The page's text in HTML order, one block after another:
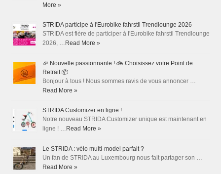
More »
STRIDA participe à l'Eurobike fahrstil Trendlounge 2026
STRIDA est fière de participer à l'Eurobike fahrstil Trendlounge
2026, … Read More »
🎉 Nouvelle passionnante ! 🚲 Choisissez votre Point de
Retrait 📦
Bonjour à tous ! Nous sommes ravis de vous annoncer …
Read More »
STRIDA Customizer en ligne !
Notre nouveau STRIDA Customizer unique est maintenant en
ligne ! … Read More »
Le STRIDA : vélo multi-model parfait ?
Un fan de STRIDA au Luxembourg nous fait partager son …
Read More »